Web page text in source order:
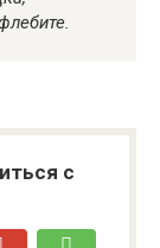
с